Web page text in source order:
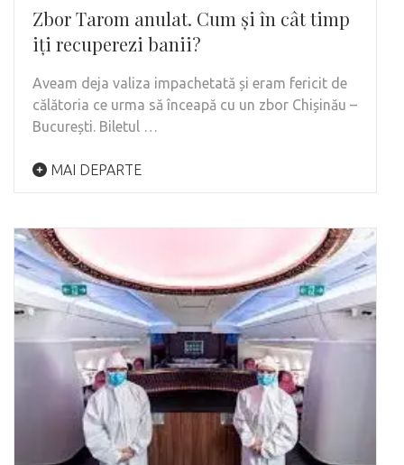
Zbor Tarom anulat. Cum și în cât timp
iți recuperezi banii?
Aveam deja valiza impachetată și eram fericit de
călătoria ce urma să înceapă cu un zbor Chișinău –
București. Biletul …
MAI DEPARTE